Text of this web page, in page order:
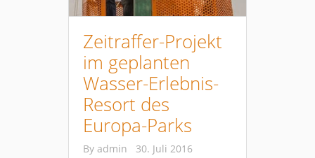
Zeitraffer-Projekt
im geplanten
Wasser-Erlebnis-
Resort des
Europa-Parks
By admin 30. Juli 2016